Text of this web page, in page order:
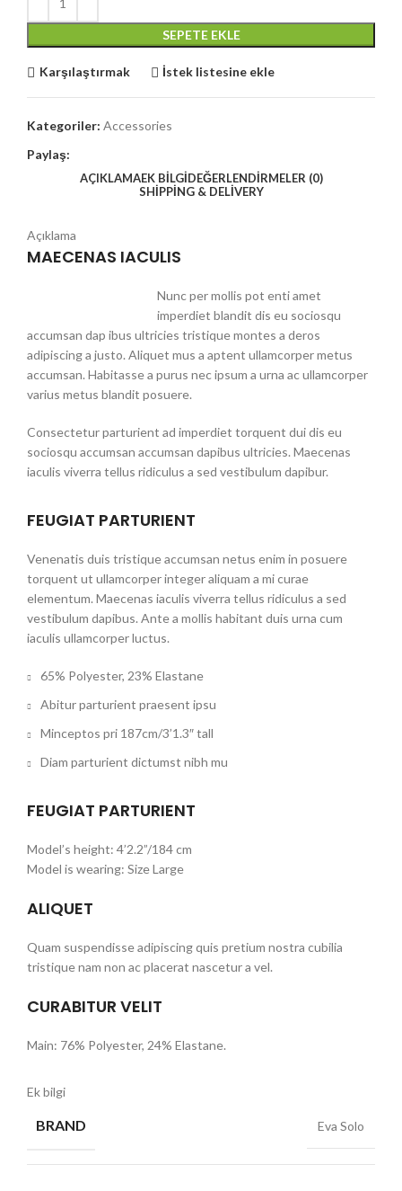
SEPETE EKLE
Karşılaştırmak İstek listesine ekle
Kategoriler: Accessories
Paylaş:
AÇIKLAMAEK BILGIDEĞERLENDIRMELER (0)
SHIPPING & DELIVERY
Açıklama
MAECENAS IACULIS
Nunc per mollis pot enti amet
imperdiet blandit dis eu sociosqu
accumsan dap ibus ultricies tristique montes a deros
adipiscing a justo. Aliquet mus a aptent ullamcorper metus
accumsan. Habitasse a purus nec ipsum a urna ac ullamcorper
varius metus blandit posuere.
Consectetur parturient ad imperdiet torquent dui dis eu
sociosqu accumsan accumsan dapibus ultricies. Maecenas
iaculis viverra tellus ridiculus a sed vestibulum dapibur.
FEUGIAT PARTURIENT
Venenatis duis tristique accumsan netus enim in posuere
torquent ut ullamcorper integer aliquam a mi curae
elementum. Maecenas iaculis viverra tellus ridiculus a sed
vestibulum dapibus. Ante a mollis habitant duis urna cum
iaculis ullamcorper luctus.
65% Polyester, 23% Elastane
Abitur parturient praesent ipsu
Minceptos pri 187cm/3’1.3″ tall
Diam parturient dictumst nibh mu
FEUGIAT PARTURIENT
Model’s height: 4’2.2”/184 cm
Model is wearing: Size Large
ALIQUET
Quam suspendisse adipiscing quis pretium nostra cubilia
tristique nam non ac placerat nascetur a vel.
CURABITUR VELIT
Main: 76% Polyester, 24% Elastane.
Ek bilgi
BRAND Eva Solo